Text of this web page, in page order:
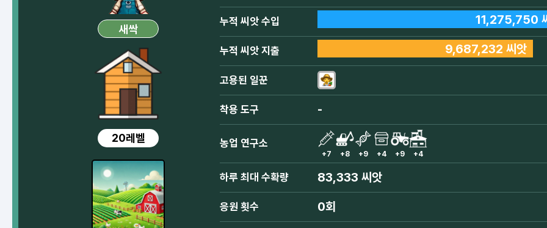
새싹
20레벨
누적 씨앗 수입 11,275,750
누적 씨앗 지출 9,687,232 씨앗
고용된 일꾼
착용 도구 -
농업 연구소
+7 +8 +9 +4 +9 +4
하루 최대 수확량 83,333 씨앗
응원 횟수 0회